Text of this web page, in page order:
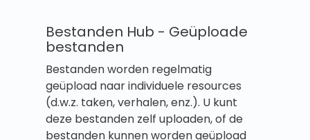
Bestanden Hub - Geüploade
bestanden
Bestanden worden regelmatig
geüpload naar individuele resources
(d.w.z. taken, verhalen, enz.). U kunt
deze bestanden zelf uploaden, of de
bestanden kunnen worden geüpload